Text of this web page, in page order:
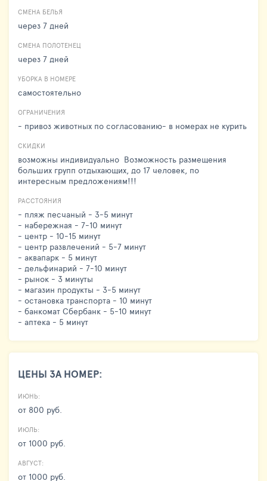
СМЕНА БЕЛЬЯ
через 7 дней
СМЕНА ПОЛОТЕНЕЦ
через 7 дней
УБОРКА В НОМЕРЕ
самостоятельно
ОГРАНИЧЕНИЯ
- привоз животных по согласованию- в номерах не курить
СКИДКИ
возможны индивидуально Возможность размещения
больших групп отдыхающих, до 17 человек, по
интересным предложениям!!!
РАССТОЯНИЯ
- пляж песчаный - 3-5 минут
- набережная - 7-10 минут
- центр - 10-15 минут
- центр развлечений - 5-7 минут
- аквапарк - 5 минут
- дельфинарий - 7-10 минут
- рынок - 3 минуты
- магазин продукты - 3-5 минут
- остановка транспорта - 10 минут
- банкомат Сбербанк - 5-10 минут
- аптека - 5 минут
ЦЕНЫ ЗА НОМЕР:
ИЮНЬ:
от 800 руб.
ИЮЛЬ:
от 1000 руб.
АВГУСТ:
от 1000 руб.